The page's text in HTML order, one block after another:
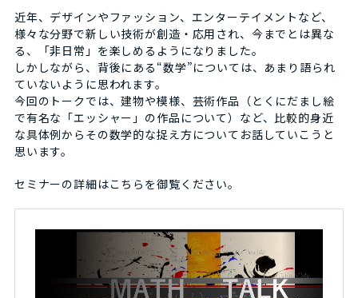
近年、デザインやファッション、エンターテイメントなど、
様々な分野で新しい技術が創造・応用され、今までとは異な
る、「非日常」を楽しめるようになりました。
しかしながら、背後にある“数学”については、あまり語られ
ていないように思われます。
今回のトークでは、建物や模様、芸術作品（とくにだまし絵
で有名な「エッシャー」の作品について）など、比較的身近
な具体例からその数学的な捉え方についてお話していこうと
思います。
セミナーの詳細はこちらを御覧ください。